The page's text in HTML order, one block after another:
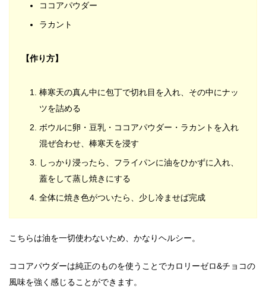
ココアパウダー
ラカント
【作り方】
棒寒天の真ん中に包丁で切れ目を入れ、その中にナッ
ツを詰める
ボウルに卵・豆乳・ココアパウダー・ラカントを入れ
混ぜ合わせ、棒寒天を浸す
しっかり浸ったら、フライパンに油をひかずに入れ、
蓋をして蒸し焼きにする
全体に焼き色がついたら、少し冷ませば完成
こちらは油を一切使わないため、かなりヘルシー。
ココアパウダーは純正のものを使うことでカロリーゼロ&チョコの
風味を強く感じることができます。